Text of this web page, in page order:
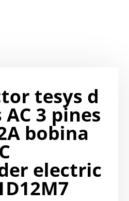
tesys d
3 pines
bobina
electric